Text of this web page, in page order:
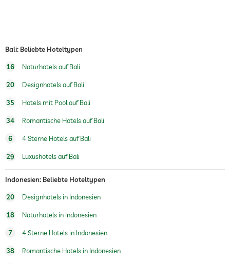
Frühstück
Außenpool
Wassersportmöglichkeiten
Fitnesskurse Yoga
Massageangebot
Wellnessmassagen
Wellnessbereich Gegen Gebühr
Treatments
Bali: Beliebte Hoteltypen
16 Naturhotels auf Bali
20 Designhotels auf Bali
35 Hotels mit Pool auf Bali
34 Romantische Hotels auf Bali
6 4 Sterne Hotels auf Bali
29 Luxushotels auf Bali
Indonesien: Beliebte Hoteltypen
20 Designhotels in Indonesien
18 Naturhotels in Indonesien
7 4 Sterne Hotels in Indonesien
38 Romantische Hotels in Indonesien